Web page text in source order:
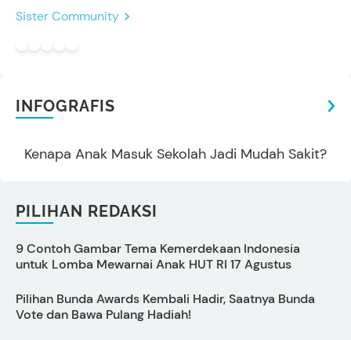
Sister Community
INFOGRAFIS
Kenapa Anak Masuk Sekolah Jadi Mudah Sakit?
PILIHAN REDAKSI
9 Contoh Gambar Tema Kemerdekaan Indonesia
untuk Lomba Mewarnai Anak HUT RI 17 Agustus
Pilihan Bunda Awards Kembali Hadir, Saatnya Bunda
Vote dan Bawa Pulang Hadiah!